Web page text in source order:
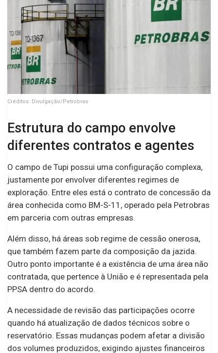
Créditos: Divulgação/Petrobras
Estrutura do campo envolve
diferentes contratos e agentes
O campo de Tupi possui uma configuração complexa,
justamente por envolver diferentes regimes de
exploração. Entre eles está o contrato de concessão da
área conhecida como BM-S-11, operado pela Petrobras
em parceria com outras empresas.
Além disso, há áreas sob regime de cessão onerosa,
que também fazem parte da composição da jazida.
Outro ponto importante é a existência de uma área não
contratada, que pertence à União e é representada pela
PPSA dentro do acordo.
A necessidade de revisão das participações ocorre
quando há atualização de dados técnicos sobre o
reservatório. Essas mudanças podem afetar a divisão
dos volumes produzidos, exigindo ajustes financeiros